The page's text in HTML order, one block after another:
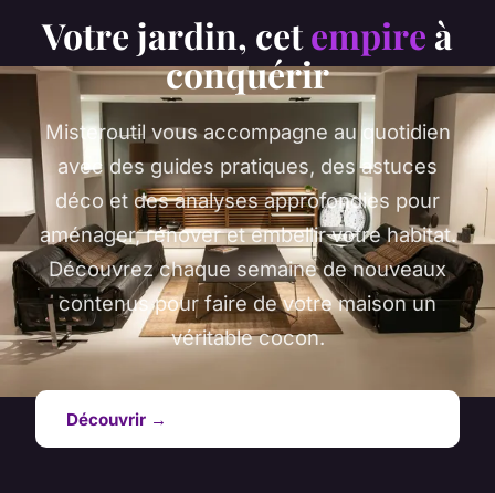
Votre jardin, cetempire à
conquérir
Misteroutil vous accompagne au quotidien
avec des guides pratiques, des astuces
déco et des analyses approfondies pour
aménager, rénover et embellir votre habitat.
Découvrez chaque semaine de nouveaux
contenus pour faire de votre maison un
véritable cocon.
Découvrir →